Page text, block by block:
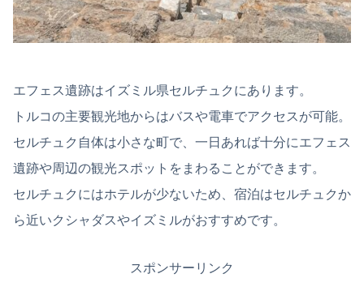
エフェス遺跡はイズミル県セルチュクにあります。
トルコの主要観光地からはバスや電車でアクセスが可能。
セルチュク自体は小さな町で、一日あれば十分にエフェス
遺跡や周辺の観光スポットをまわることができます。
セルチュクにはホテルが少ないため、宿泊はセルチュクか
ら近いクシャダスやイズミルがおすすめです。
スポンサーリンク